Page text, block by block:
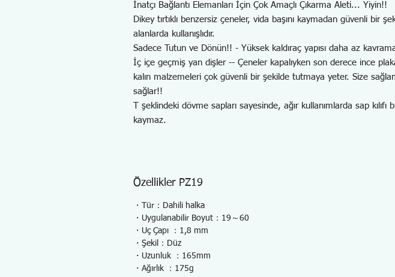
İnatçı Bağlantı Elemanları İçin Çok Amaçlı Çıkarma Aleti... Yiyin!!
Dikey tırtıklı benzersiz çeneler, vida başını kaymadan güvenli bir
alanlarda kullanışlıdır.
Sadece Tutun ve Dönün!! - Yüksek kaldıraç yapısı daha az
İç içe geçmiş yan dişler -- Çeneler kapalıyken son derece ince
kalın malzemeleri çok güvenli bir şekilde tutmaya yeter. Size
sağlar!!
T şeklindeki dövme sapları sayesinde, ağır kullanımlarda sap kılıfı
kaymaz.
Özellikler PZ19
・Tür：Dahili halka
・Uygulanabilir Boyut：19～60
・Uç Çapı ：1,8 mm
・Şekil：Düz
・Uzunluk ：165mm
・Ağırlık ：175g